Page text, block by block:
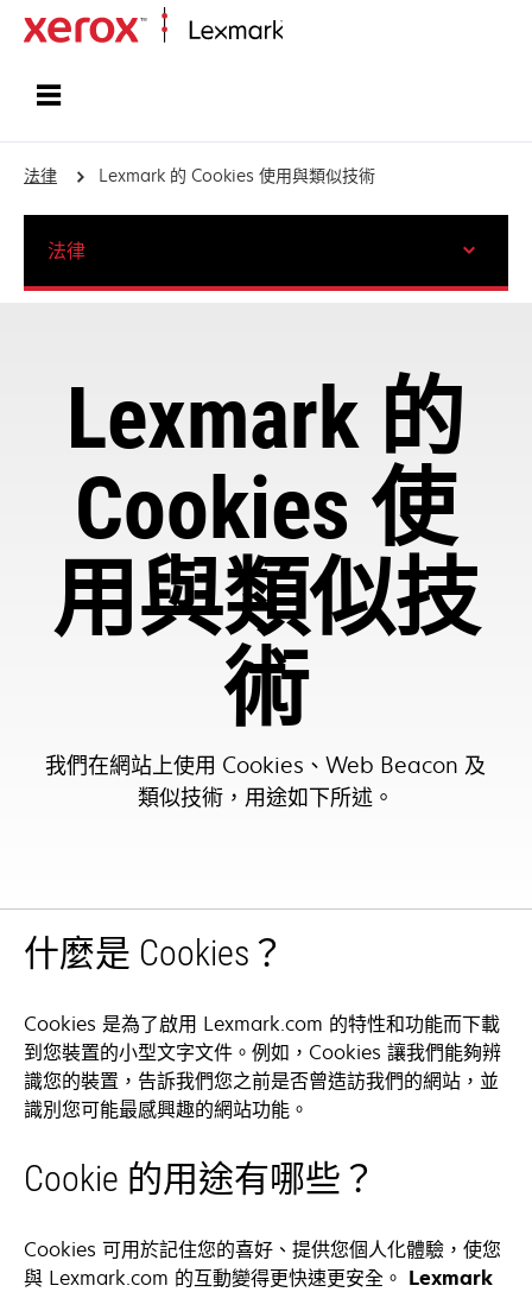
法律 Lexmark 的 Cookies 使用與類似技術
Lexmark 的
Cookies 使
用與類似技
術
我們在網站上使用 Cookies、Web Beacon 及
類似技術，用途如下所述。
法律
什麼是 Cookies？
Cookies 是為了啟用 Lexmark.com 的特性和功能而下載
到您裝置的小型文字文件。例如，Cookies 讓我們能夠辨
識您的裝置，告訴我們您之前是否曾造訪我們的網站，並
識別您可能最感興趣的網站功能。
Cookie 的用途有哪些？
Cookies 可用於記住您的喜好、提供您個人化體驗，使您
與 Lexmark.com 的互動變得更快速更安全。 Lexmark